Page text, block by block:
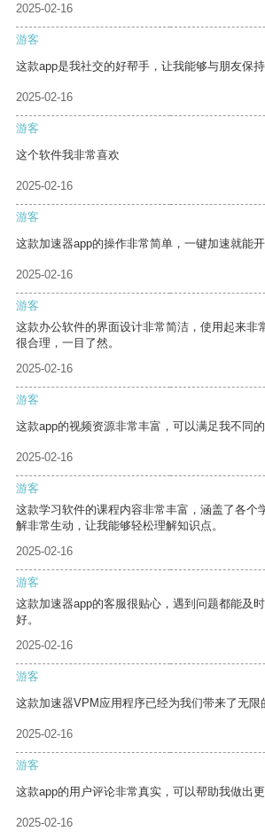
2025-02-16
游客
这款app是我社交的好帮手，让我能够与朋友保
2025-02-16
游客
这个软件我非常喜欢
2025-02-16
游客
这款加速器app的操作非常简单，一键加速就能开
2025-02-16
游客
这款办公软件的界面设计非常简洁，使用起来非
很合理，一目了然。
2025-02-16
游客
这款app的视频资源非常丰富，可以满足我不同的
2025-02-16
游客
这款学习软件的课程内容非常丰富，涵盖了各个
解非常生动，让我能够轻松理解知识点。
2025-02-16
游客
这款加速器app的客服很贴心，遇到问题都能及
好。
2025-02-16
游客
这款加速器VPM应用程序已经为我们带来了无限
2025-02-16
游客
这款app的用户评论非常真实，可以帮助我做出更
2025-02-16